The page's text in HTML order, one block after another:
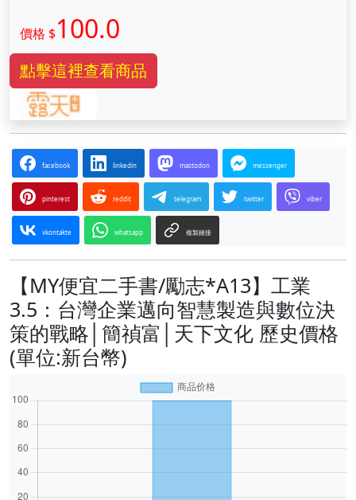
價格 $100.0
點擊這裡查看商品
facebook linkedin mastodon messenger
pinterest reddit telegram twitter viber
vkontakte whatsapp 複製鏈接
【MY便宜二手書/勵志*A13】工業
3.5：台灣企業邁向智慧製造與數位決
策的戰略│簡禎富│天下文化 歷史價格
(單位:新台幣)